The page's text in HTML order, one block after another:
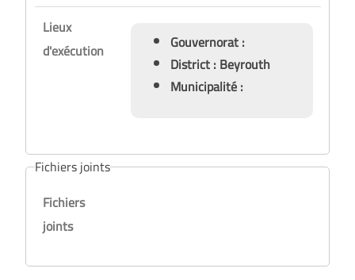
Lieux
d'exécution
Gouvernorat :
District : Beyrouth
Municipalité :
Fichiers joints
Fichiers
joints